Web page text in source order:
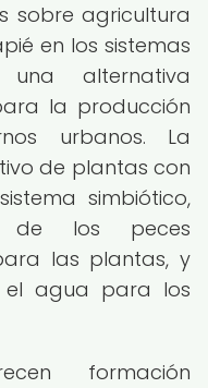
sobre agricultura
en los sistemas
alternativa
la producción
urbanos. La
de plantas con
simbiótico,
de los peces
las plantas, y
el agua para los
formación